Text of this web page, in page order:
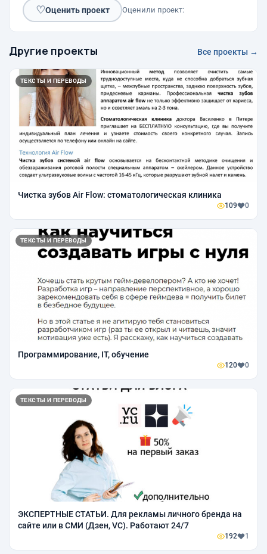
♡Оценить проект Оценили проект:
Другие проекты Все проекты →
ТЕКСТЫ И ПЕРЕВОДЫ
Чистка зубов Air Flow: стоматологическая клиника
109 0
ТЕКСТЫ И ПЕРЕВОДЫ
Программирование, IT, обучение
120 0
ТЕКСТЫ И ПЕРЕВОДЫ
ЭКСПЕРТНЫЕ СТАТЬИ. Для рекламы личного бренда на
сайте или в СМИ (Дзен, VC). Работают 24/7
192 1